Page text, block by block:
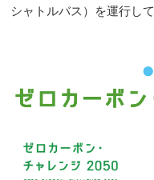
シャトルバス）を運行して